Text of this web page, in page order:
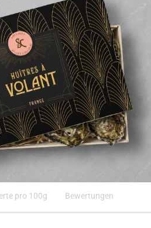
pro 100g Bewertungen